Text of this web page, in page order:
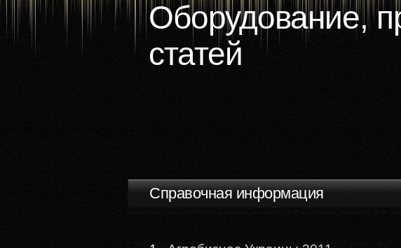
Оборудование,
статей
Справочная информация